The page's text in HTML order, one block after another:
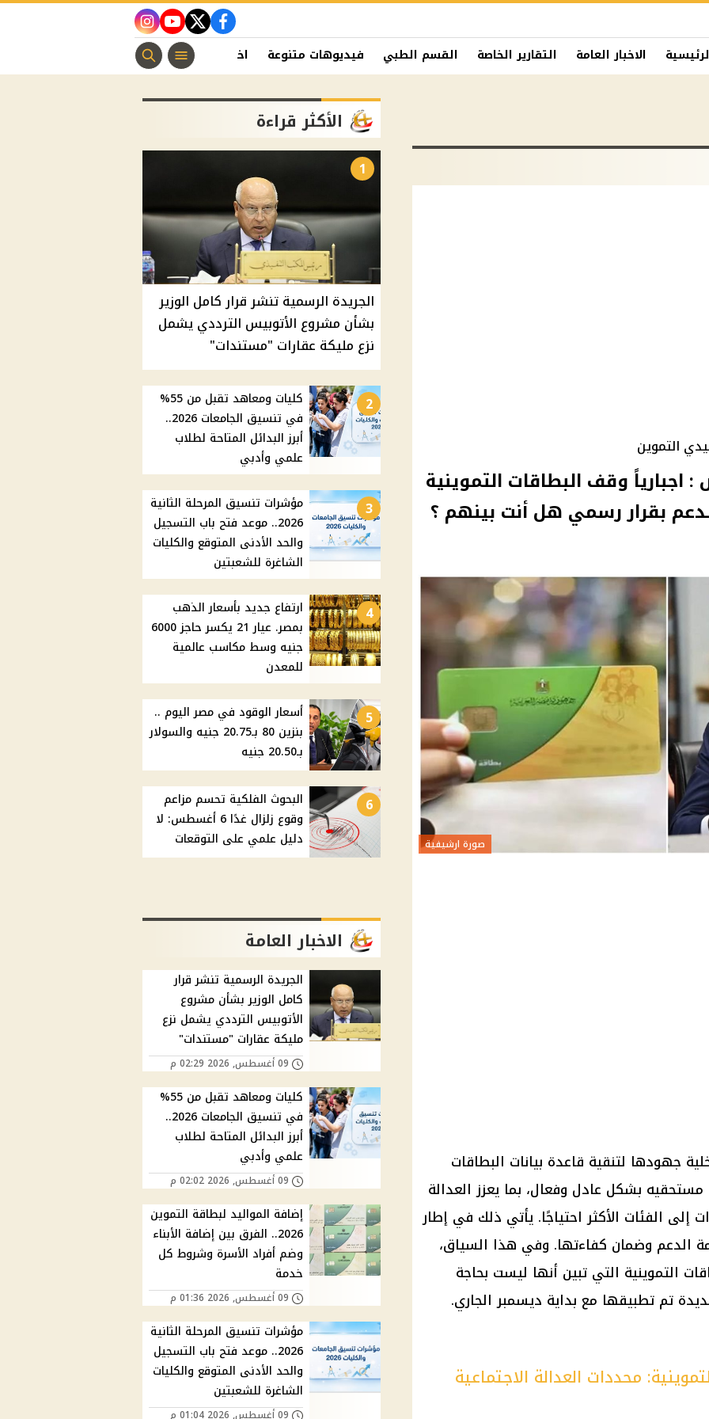
facebook
twitter
youtube
instagram
الاخبار العامة التقارير الخاصة القسم الطبي فيديوهات متنوعة اخبار الفن منوعات مسيحية
وقف البطاقات التموينية
صورة ارشيفية
جهودها لتنقية قاعدة بيانات البطاقات
بشكل عادل وفعال، بما يعزز العدالة
الفئات الأكثر احتياجًا. يأتي ذلك في إطار
الدعم وضمان كفاءتها. وفي هذا السياق،
التموينية التي تبين أنها ليست بحاجة
تم تطبيقها مع بداية ديسمبر الجاري.
محددات العدالة الاجتماعية
الأكثر قراءة
1
الجريدة الرسمية تنشر قرار كامل الوزير
بشأن مشروع الأتوبيس الترددي يشمل
نزع مليكة عقارات "مستندات"
2
كليات ومعاهد تقبل من 55%
في تنسيق الجامعات 2026..
أبرز البدائل المتاحة لطلاب
علمي وأدبي
3
مؤشرات تنسيق المرحلة الثانية
2026.. موعد فتح باب التسجيل
والحد الأدنى المتوقع والكليات
الشاغرة للشعبتين
4
ارتفاع جديد بأسعار الذهب
بمصر. عيار 21 يكسر حاجز 6000
جنيه وسط مكاسب عالمية
للمعدن
5
أسعار الوقود في مصر اليوم ..
بنزين 80 بـ20.75 جنيه والسولار
بـ20.50 جنيه
6
البحوث الفلكية تحسم مزاعم
وقوع زلزال غدًا 6 أغسطس: لا
دليل علمي على التوقعات
الاخبار العامة
الجريدة الرسمية تنشر قرار
كامل الوزير بشأن مشروع
الأتوبيس الترددي يشمل نزع
مليكة عقارات "مستندات"
09 أغسطس, 2026 02:29 م
كليات ومعاهد تقبل من 55%
في تنسيق الجامعات 2026..
أبرز البدائل المتاحة لطلاب
علمي وأدبي
09 أغسطس, 2026 02:02 م
إضافة المواليد لبطاقة التموين
2026.. الفرق بين إضافة الأبناء
وضم أفراد الأسرة وشروط كل
خدمة
09 أغسطس, 2026 01:36 م
مؤشرات تنسيق المرحلة الثانية
2026.. موعد فتح باب التسجيل
والحد الأدنى المتوقع والكليات
الشاغرة للشعبتين
09 أغسطس, 2026 01:04 م